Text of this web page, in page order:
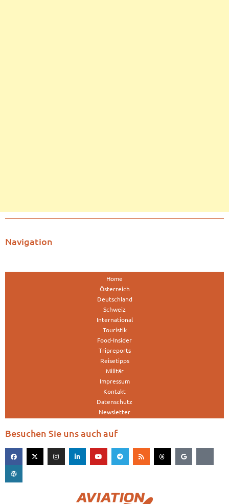
Navigation
Home
Österreich
Deutschland
Schweiz
International
Touristik
Food-Insider
Tripreports
Reisetipps
Militär
Impressum
Kontakt
Datenschutz
Newsletter
Besuchen Sie uns auch auf